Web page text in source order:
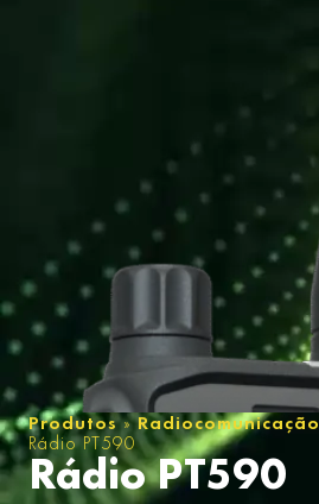
Produtos»Radiocomunicação
Rádio PT590
Rádio PT590